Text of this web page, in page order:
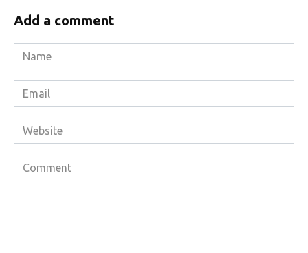
Add a comment
Name
*
Email
*
Website
Comment